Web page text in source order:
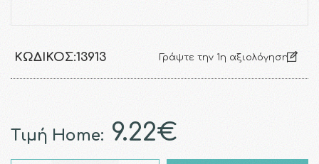
ΚΩΔΙΚΌΣ:13913 Γράψτε την 1η αξιολόγηση
Τιμή Home: 9.22€